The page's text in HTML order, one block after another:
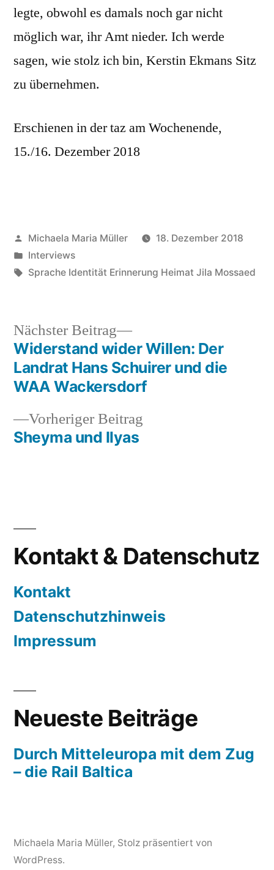
legte, obwohl es damals noch gar nicht
möglich war, ihr Amt nieder. Ich werde
sagen, wie stolz ich bin, Kerstin Ekmans Sitz
zu übernehmen.
Erschienen in der taz am Wochenende,
15./16. Dezember 2018
Veröffentlicht
von
Michaela Maria Müller
18. Dezember 2018
Veröffentlicht
in
Interviews
Schlagwörter:
Sprache Identität Erinnerung Heimat Jila Mossaed
Beitragsnavigation
Vorheriger Beitrag
Sheyma und Ilyas
Nächster Beitrag
Nächster
Beitrag:
Widerstand wider Willen: Der
Landrat Hans Schuirer und die
WAA Wackersdorf
Kontakt & Datenschutz
Kontakt
Datenschutzhinweis
Impressum
Neueste Beiträge
Durch Mitteleuropa mit dem Zug
– die Rail Baltica
Michaela Maria Müller, Stolz präsentiert von
WordPress.